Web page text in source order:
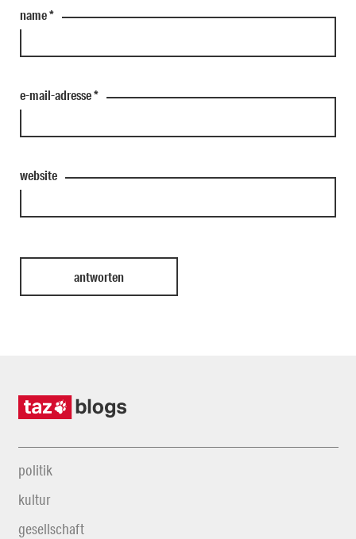
name*
e-mail-adresse*
website
politik
kultur
gesellschaft